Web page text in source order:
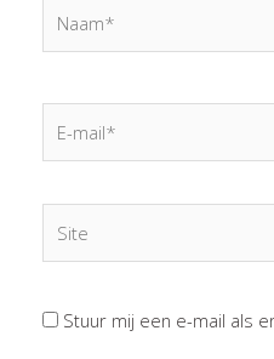
mail*
Stuur mij een e-mail als